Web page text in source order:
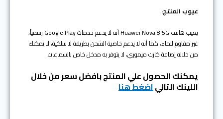
عيوب المنتج:
يعيب هاتف Huawei Nova 8 5G أنه لا يدعم خدمات Google Play رسمياً،
غير مقاوم للماء، كما أنه لا يدعم خاصية الشحن بطريقة لا سلكية، لا يمكنك
من خلاله إضافة كارت ميموري، لا يتوفر به مدخل خاص بالسماعات.
يمكنك الحصول علي المنتج بافضل سعر من خلال
اللينك التالياضغط هنا